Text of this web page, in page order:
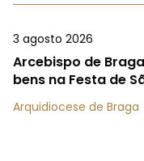
3 agosto 2026
Arcebispo de
bens na Festa de
Arquidiocese de Braga